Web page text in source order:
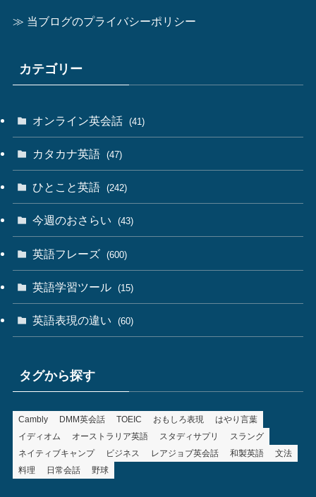
≫ 当ブログのプライバシーポリシー
カテゴリー
オンライン英会話 (41)
カタカナ英語 (47)
ひとこと英語 (242)
今週のおさらい (43)
英語フレーズ (600)
英語学習ツール (15)
英語表現の違い (60)
タグから探す
Cambly DMM英会話 TOEIC おもしろ表現
はやり言葉
イディオム
オーストラリア英語 スタディサプリ
スラング
ネイティブキャンプ
ビジネス レアジョブ英会話 和製英語
文法
料理
日常会話 野球